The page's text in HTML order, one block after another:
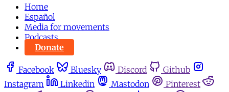
Home
Español
Media for movements
Podcasts
Donate
Facebook Bluesky Discord
Github
Instagram
Linkedin Mastodon
Pinterest